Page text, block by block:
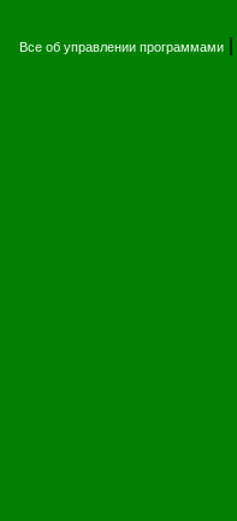
Все об управлении программами